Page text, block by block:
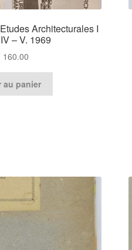
Architecturales I
– V. 1969
160.00
au panier